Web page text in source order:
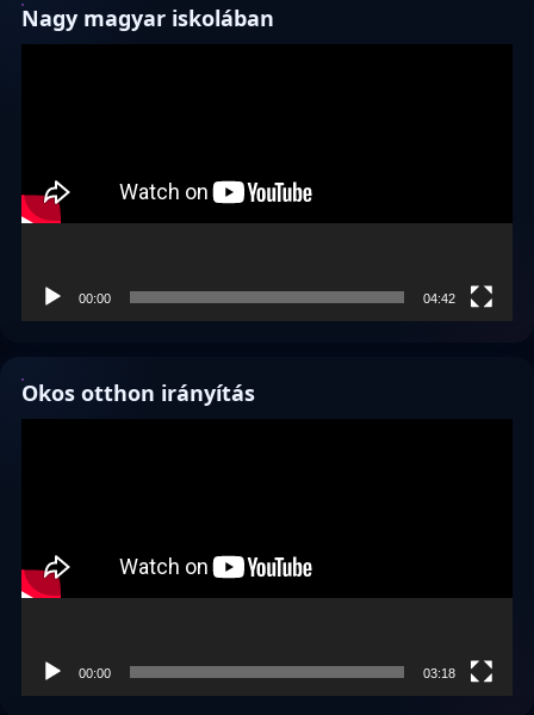
Nagy magyar iskolában
00:00 04:42
Okos otthon irányítás
00:00 03:18